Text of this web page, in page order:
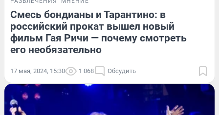
Смесь бондианы и Тарантино: в
российский прокат вышел новый
фильм Гая Ричи — почему смотреть
его необязательно
17 мая, 2024, 15:30 1 068 Обсудить